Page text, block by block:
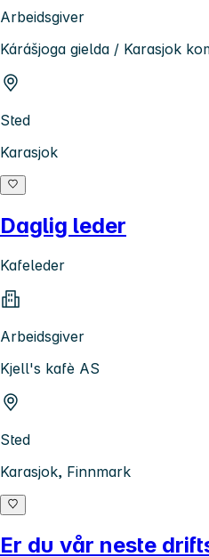
Arbeidsgiver
Kárášjoga gielda / Karasjok
Sted
Karasjok
Daglig leder
Kafeleder
Arbeidsgiver
Kjell's kafè AS
Sted
Karasjok, Finnmark
Er du vår neste